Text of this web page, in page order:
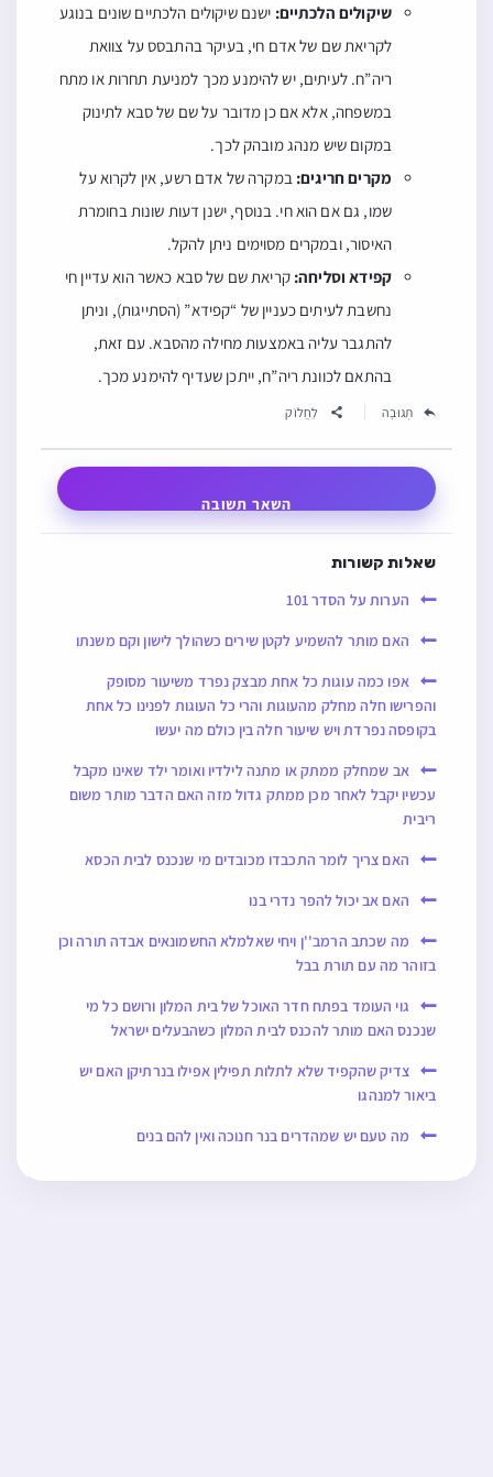
שיקולים הלכתיים: ישנם שיקולים הלכתיים שונים בנוגע
לקריאת שם של אדם חי, בעיקר בהתבסס על צוואת
ריה”ח. לעיתים, יש להימנע מכך למניעת תחרות או מתח
במשפחה, אלא אם כן מדובר על שם של סבא לתינוק
במקום שיש מנהג מובהק לכך.
מקרים חריגים: במקרה של אדם רשע, אין לקרוא על
שמו, גם אם הוא חי. בנוסף, ישנן דעות שונות בחומרת
האיסור, ובמקרים מסוימים ניתן להקל.
קפידא וסליחה: קריאת שם של סבא כאשר הוא עדיין חי
נחשבת לעיתים כעניין של “קפידא” (הסתייגות), וניתן
להתגבר עליה באמצעות מחילה מהסבא. עם זאת,
בהתאם לכוונת ריה”ח, ייתכן שעדיף להימנע מכך.
תְגוּבָה לַחֲלוֹק
השאר תשובה
שאלות קשורות
הערות על הסדר 101
האם מותר להשמיע לקטן שירים כשהולך לישון וקם משנתו
אפו כמה עוגות כל אחת מבצק נפרד משיעור מסופק
והפרישו חלה מחלק מהעוגות והרי כל העוגות לפנינו כל אחת
בקופסה נפרדת ויש שיעור חלה בין כולם מה יעשו
אב שמחלק ממתק או מתנה לילדיו ואומר ילד שאינו מקבל
עכשיו יקבל לאחר מכן ממתק גדול מזה האם הדבר מותר משום
ריבית
האם צריך לומר התכבדו מכובדים מי שנכנס לבית הכסא
האם אב יכול להפר נדרי בנו
מה שכתב הרמב''ן ויחי שאלמלא החשמונאים אבדה תורה וכן
בזוהר מה עם תורת בבל
גוי העומד בפתח חדר האוכל של בית המלון ורושם כל מי
שנכנס האם מותר להכנס לבית המלון כשהבעלים ישראל
צדיק שהקפיד שלא לתלות תפילין אפילו בנרתיקן האם יש
ביאור למנהגו
מה טעם יש שמהדרים בנר חנוכה ואין להם בנים